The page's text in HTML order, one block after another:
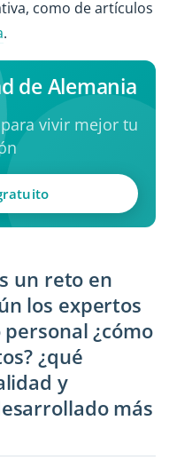
como de artículos
.
de Alemania
vivir mejor tu
un reto en
los expertos
¿cómo
¿qué
y
más